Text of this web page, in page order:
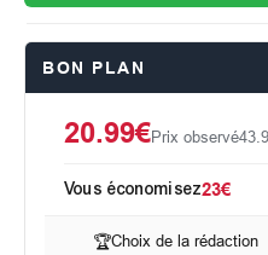
BON PLAN
20.99€Prix observé
Vous économisez23€
🏆Choix de la rédaction